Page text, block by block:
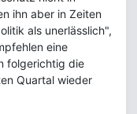
ihn aber in Zeiten
als unerlässlich",
eine
folgerichtig die
Quartal wieder